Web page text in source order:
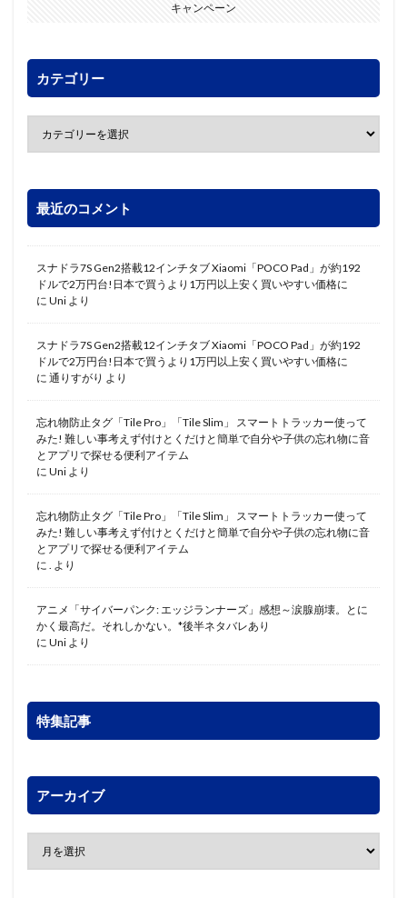
キャンペーン
カテゴリー
最近のコメント
スナドラ7S Gen2搭載12インチタブ Xiaomi「POCO Pad」が約192
ドルで2万円台!日本で買うより1万円以上安く買いやすい価格に
に Uni より
スナドラ7S Gen2搭載12インチタブ Xiaomi「POCO Pad」が約192
ドルで2万円台!日本で買うより1万円以上安く買いやすい価格に
に 通りすがり より
忘れ物防止タグ「Tile Pro」「Tile Slim」 スマートトラッカー使って
みた! 難しい事考えず付けとくだけと簡単で自分や子供の忘れ物に音
とアプリで探せる便利アイテム
に Uni より
忘れ物防止タグ「Tile Pro」「Tile Slim」 スマートトラッカー使って
みた! 難しい事考えず付けとくだけと簡単で自分や子供の忘れ物に音
とアプリで探せる便利アイテム
に . より
アニメ「サイバーパンク: エッジランナーズ」感想～涙腺崩壊。とに
かく最高だ。それしかない。*後半ネタバレあり
に Uni より
特集記事
アーカイブ